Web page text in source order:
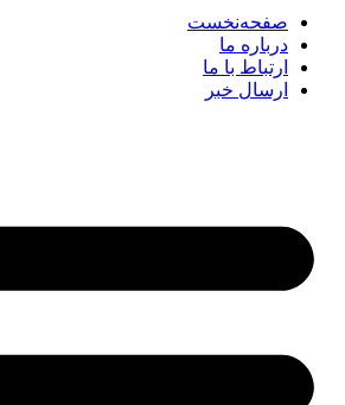
صفحه‌نخست
درباره ما
ارتباط با ما
ارسال خبر